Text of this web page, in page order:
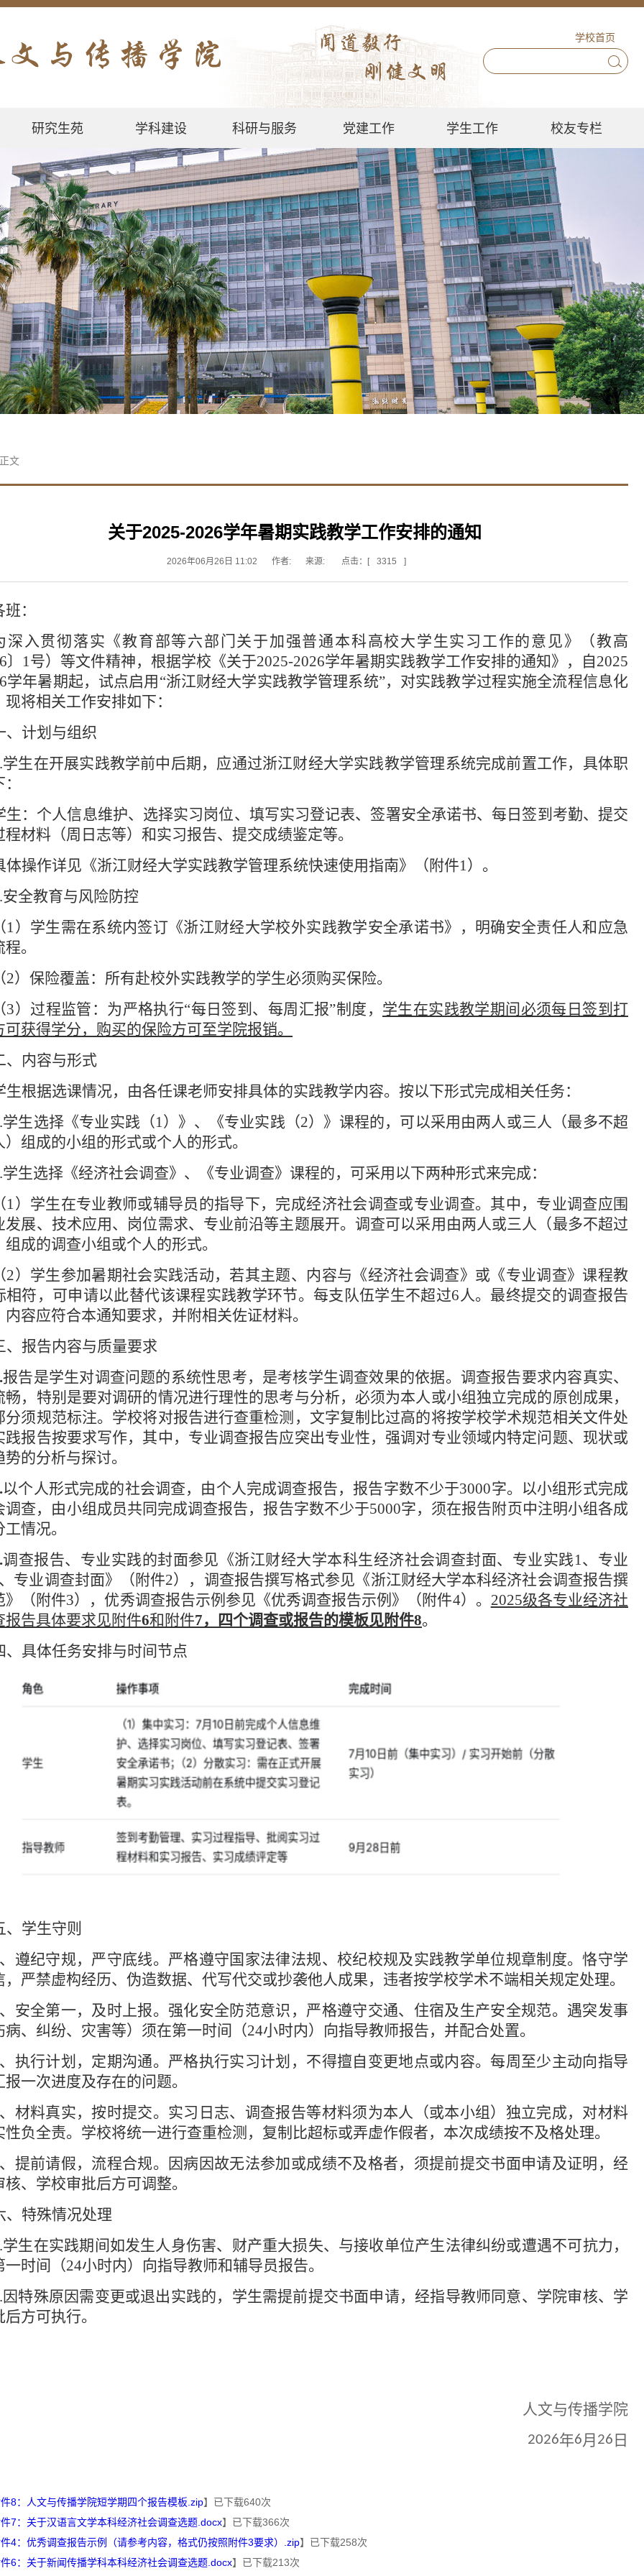
学校首页
研究生苑 学科建设 科研与服务 党建工作 学生工作 校友专栏
文
关于2025-2026学年暑期实践教学工作安排的通知
2026年06月26日 11:02 作者: 来源: 点击：[ 3315 ]
：
深入贯彻落实《教育部等六部门关于加强普通本科高校大学生实习工作的意见》（教高
〕 1号）等文件精神， 根据学校《关于2025-2026学年暑期实践教学工作安排的通知》 ，自2025
学年暑期起，试点启用“浙江财经大学实践教学管理系统”，对实践教学过程实施全流程信息化
现将相关工作安排如下：
、计划与组织
.学生在开展实践教学前中后期，应通过浙江财经大学实践教学管理系统完成前置工作，具体职
生：个人信息维护、选择实习岗位、填写实习登记表、签署安全承诺书、每日签到考勤、提交
程材料（周日志等）和实习报告、提交成绩鉴定等。
体操作详见《浙江财经大学实践教学管理系统快速使用指南》（附件1）。
.安全教育与风险防控
1）学生需在系统内签订《浙江财经大学校外实践教学安全承诺书》，明确安全责任人和应急
。
2）保险覆盖：所有赴校外实践教学的学生必须购买保险。
3）过程监管：为严格执行“每日签到、每周汇报”制度 ， 学生在实践教学期间必须每日签到打
可获得学分，购买的保险方可至学院报销。
、内容与形式
生根据选课情况，由各任课老师安排具体的实践教学内容。按以下形式完成相关任务：
学生选择《专业实践（1）》、《专业实践（2）》课程的，可以采用由两人或三人（最多不超
）组成的小组的形式或个人的形式。
学生选择《经济社会调查》、《专业调查》课程的，可采用以下两种形式来完成：
1）学生在专业教师或辅导员的指导下，完成经济社会调查或专业调查。其中，专业调查应围
发展、技术应用、岗位需求、专业前沿等主题展开。调查可以采用由两人或三人（最多不超过
组成的调查小组或个人的形式。
2）学生参加暑期社会实践活动，若其主题、内容与《经济社会调查》或《专业调查》课程教
相符，可申请以此替代该课程实践教学环节。每支队伍学生不超过6人。最终提交的调查报告
内容应符合本通知要求，并附相关佐证材料。
、报告内容与质量要求
报告是学生对调查问题的系统性思考，是考核学生调查效果的依据。调查报告要求内容真实、
畅，特别是要对调研的情况进行理性的思考与分析，必须为本人或小组独立完成的原创成果，
分须规范标注。学校将对报告进行查重检测，文字复制比过高的将按学校学术规范相关文件处
践报告按要求写作，其中，专业调查报告应突出专业性，强调对专业领域内特定问题、现状或
的分析与探讨。
以个人形式完成的社会调查，由个人完成调查报告，报告字数不少于3000字。以小组形式完成
调查，由小组成员共同完成调查报告，报告字数不少于5000字，须在报告附页中注明小组各成
情况。
调查报告、专业实践的封面参见《浙江财经大学本科生经济社会调查封面、专业实践1、专业
专业调查封面》（附件2），调查报告撰写格式参见《浙江财经大学本科经济社会调查报告撰
》（附件3），优秀调查报告示例参见《优秀调查报告示例》（附件4）。 2025级各专业经济社
报告具体要求见附件6和附件7，四个调查或报告的模板见附件8。
、具体任务安排与时间节点
、学生守则
、遵纪守规，严守底线。严格遵守国家法律法规、校纪校规及实践教学单位规章制度。恪守学
，严禁虚构经历、伪造数据、代写代交或抄袭他人成果，违者按学校学术不端相关规定处理。
、安全第一，及时上报。强化安全防范意识，严格遵守交通、住宿及生产安全规范。遇突发事
病、纠纷、灾害等）须在第一时间（24小时内）向指导教师报告，并配合处置。
、执行计划，定期沟通。严格执行实习计划，不得擅自变更地点或内容。每周至少主动向指导
报一次进度及存在的问题。
、材料真实，按时提交。实习日志、调查报告等材料须为本人（或本小组）独立完成，对材料
性负全责。学校将统一进行查重检测，复制比超标或弄虚作假者，本次成绩按不及格处理。
、提前请假，流程合规。因病因故无法参加或成绩不及格者，须提前提交书面申请及证明，经
核、学校审批后方可调整。
、特殊情况处理
学生在实践期间如发生人身伤害、财产重大损失、与接收单位产生法律纠纷或遭遇不可抗力，
一时间（24小时内）向指导教师和辅导员报告。
因特殊原因需变更或退出实践的，学生需提前提交书面申请，经指导教师同意、学院审核、学
方可执行。
人文与传播学院
2026年6月 26 日
8：人文与传播学院短学期四个报告模板.zip】已下载640次
7：关于汉语言文学本科经济社会调查选题.docx】已下载366次
4：优秀调查报告示例（请参考内容，格式仍按照附件3要求）.zip】已下载258次
6：关于新闻传播学科本科经济社会调查选题.docx】已下载213次